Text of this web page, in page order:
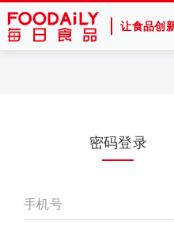
让食品创
密码登录
手机号